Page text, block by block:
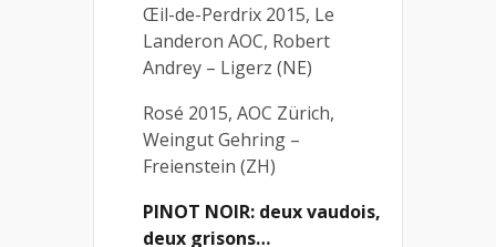
Œil-de-Perdrix 2015, Le
Landeron AOC, Robert
Andrey – Ligerz (NE)
Rosé 2015, AOC Zürich,
Weingut Gehring –
Freienstein (ZH)
PINOT NOIR: deux vaudois,
deux grisons…